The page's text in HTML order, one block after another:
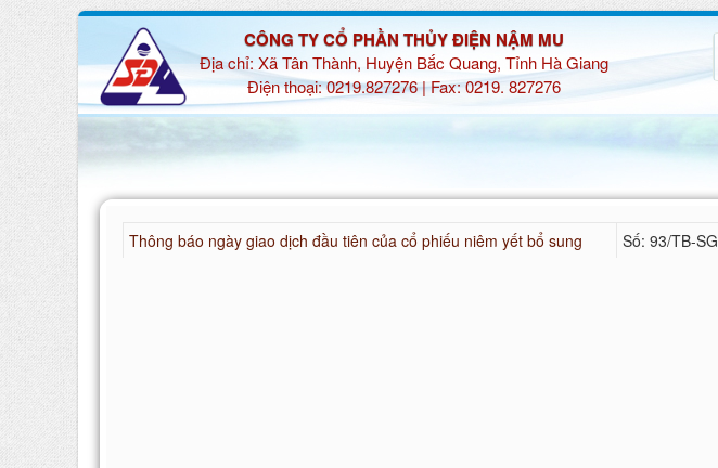
CÔNG TY CỔ PHẦN THỦY ĐIỆN NẬM MU
Địa chỉ: Xã Tân Thành, Huyện Bắc Quang, Tỉnh Hà Giang
Điện thoại: 0219.827276 | Fax: 0219. 827276
Thông báo ngày giao dịch đầu tiên của cổ phiếu niêm yết bổ sung Số: 93/TB-